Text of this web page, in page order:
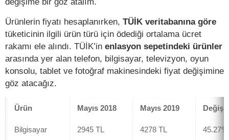
Ürünlerin fiyatı hesaplanırken, TÜİK veritabanına göre
tüketicinin ilgili ürün türü için ödediği ortalama ücret
rakamı ele alındı. TÜİK’in enlasyon sepetindeki ürünler
arasında yer alan telefon, bilgisayar, televizyon, oyun
konsolu, tablet ve fotoğraf makinesindeki fiyat değişimine
göz atacağız.
Ürün Mayıs 2018 Mayıs 2019
Bilgisayar 2945 TL 4278 TL 45.27%